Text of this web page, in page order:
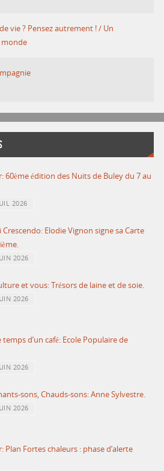
vie ? Pensez autrement ! / Un
60ème édition des Nuits de Buley du 7 au
2026
Elodie Vignon signe sa Carte
2026
et vous: Trésors de laine et de soie.
2026
temps d’un café: Ecole Populaire de
2026
sons, Chauds-sons: Anne Sylvestre.
2026
Plan Fortes chaleurs : phase d’alerte